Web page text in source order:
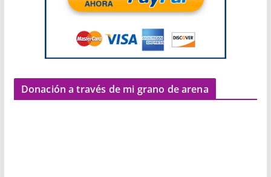
Donación a través de mi grano de arena